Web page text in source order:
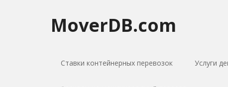
MoverDB.com
Ставки контейнерных перевозок Услуги